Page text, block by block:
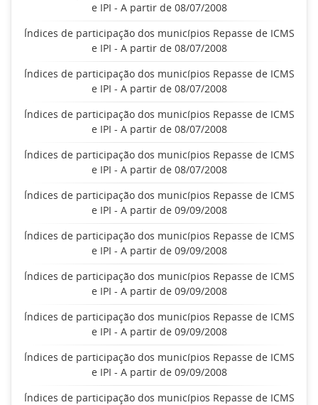
e IPI - A partir de 08/07/2008
Índices de participação dos municípios Repasse de ICMS
e IPI - A partir de 08/07/2008
Índices de participação dos municípios Repasse de ICMS
e IPI - A partir de 08/07/2008
Índices de participação dos municípios Repasse de ICMS
e IPI - A partir de 08/07/2008
Índices de participação dos municípios Repasse de ICMS
e IPI - A partir de 08/07/2008
Índices de participação dos municípios Repasse de ICMS
e IPI - A partir de 09/09/2008
Índices de participação dos municípios Repasse de ICMS
e IPI - A partir de 09/09/2008
Índices de participação dos municípios Repasse de ICMS
e IPI - A partir de 09/09/2008
Índices de participação dos municípios Repasse de ICMS
e IPI - A partir de 09/09/2008
Índices de participação dos municípios Repasse de ICMS
e IPI - A partir de 09/09/2008
Índices de participação dos municípios Repasse de ICMS